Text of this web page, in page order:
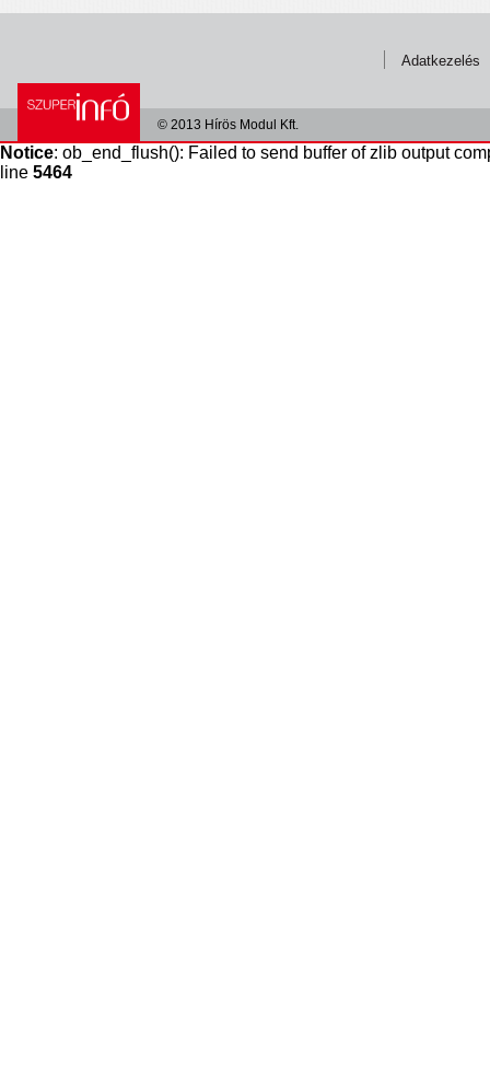
Adatkezelés
© 2013 Hírös Modul Kft.
Notice: ob_end_flush(): Failed to send buffer of zlib output
line 5464